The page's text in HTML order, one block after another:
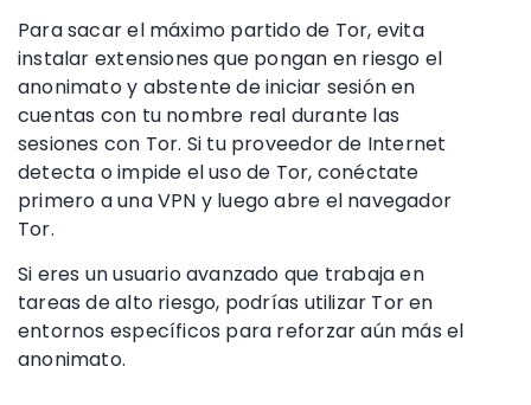
Para sacar el máximo partido de Tor, evita
instalar extensiones que pongan en riesgo el
anonimato y abstente de iniciar sesión en
cuentas con tu nombre real durante las
sesiones con Tor. Si tu proveedor de Internet
detecta o impide el uso de Tor, conéctate
primero a una VPN y luego abre el navegador
Tor.
Si eres un usuario avanzado que trabaja en
tareas de alto riesgo, podrías utilizar Tor en
entornos específicos para reforzar aún más el
anonimato.